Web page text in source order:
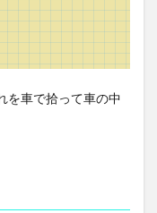
を車で拾って車の中